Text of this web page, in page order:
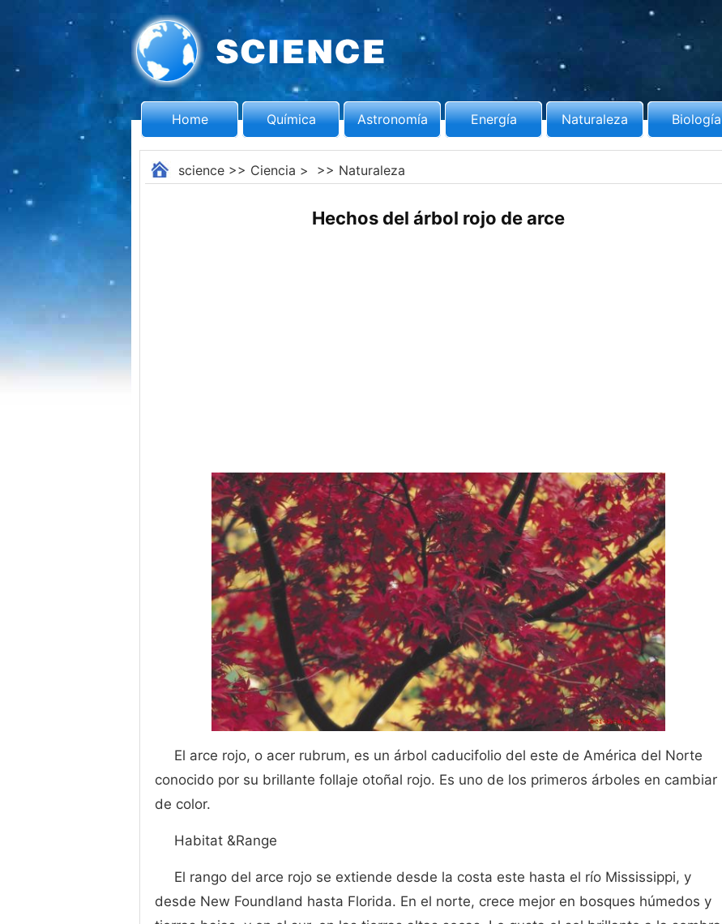
Home Química Astronomía Energía Naturaleza Biología
science>> Ciencia > >> Naturaleza
Hechos del árbol rojo de arce
El arce rojo, o acer rubrum, es un árbol caducifolio del este de América del Norte
conocido por su brillante follaje otoñal rojo. Es uno de los primeros árboles en cambiar
de color.
Habitat &Range
El rango del arce rojo se extiende desde la costa este hasta el río Mississippi, y
desde New Foundland hasta Florida. En el norte, crece mejor en bosques húmedos y